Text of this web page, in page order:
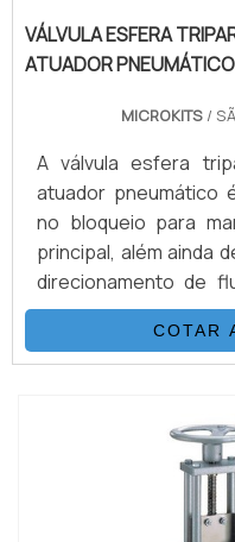
VÁLVULA ESFERA
ATUADOR PNEUMÁTICO
MICROKITS /
A válvula esfera
atuador pneumático
no bloqueio para
principal, além ainda
direcionamento de
tipo de válvula
perfurada e
assegurar o controle
juntamente com um
garante
eficiência.Conheça
COTAR